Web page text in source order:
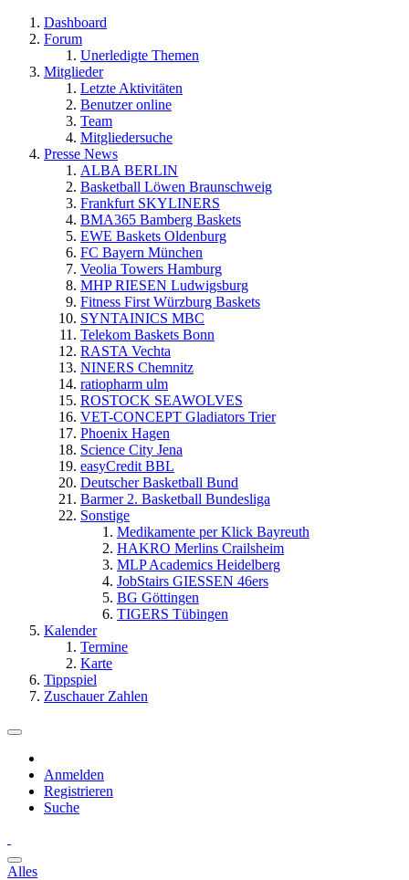
Dashboard
Forum
Unerledigte Themen
Mitglieder
Letzte Aktivitäten
Benutzer online
Team
Mitgliedersuche
Presse News
ALBA BERLIN
Basketball Löwen Braunschweig
Frankfurt SKYLINERS
BMA365 Bamberg Baskets
EWE Baskets Oldenburg
FC Bayern München
Veolia Towers Hamburg
MHP RIESEN Ludwigsburg
Fitness First Würzburg Baskets
SYNTAINICS MBC
Telekom Baskets Bonn
RASTA Vechta
NINERS Chemnitz
ratiopharm ulm
ROSTOCK SEAWOLVES
VET-CONCEPT Gladiators Trier
Phoenix Hagen
Science City Jena
easyCredit BBL
Deutscher Basketball Bund
Barmer 2. Basketball Bundesliga
Sonstige
Medikamente per Klick Bayreuth
HAKRO Merlins Crailsheim
MLP Academics Heidelberg
JobStairs GIESSEN 46ers
BG Göttingen
TIGERS Tübingen
Kalender
Termine
Karte
Tippspiel
Zuschauer Zahlen
Anmelden
Registrieren
Suche
Alles